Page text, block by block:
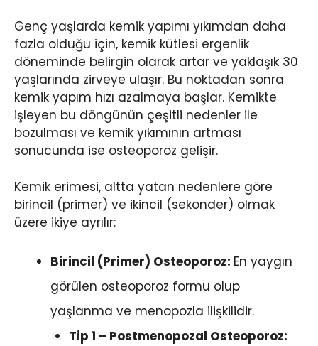
Genç yaşlarda kemik yapımı yıkımdan daha
fazla olduğu için, kemik kütlesi ergenlik
döneminde belirgin olarak artar ve yaklaşık 30
yaşlarında zirveye ulaşır. Bu noktadan sonra
kemik yapım hızı azalmaya başlar. Kemikte
işleyen bu döngünün çeşitli nedenler ile
bozulması ve kemik yıkımının artması
sonucunda ise osteoporoz gelişir.
Kemik erimesi, altta yatan nedenlere göre
birincil (primer) ve ikincil (sekonder) olmak
üzere ikiye ayrılır:
Birincil (Primer) Osteoporoz: En yaygın
görülen osteoporoz formu olup
yaşlanma ve menopozla ilişkilidir.
Tip 1 – Postmenopozal Osteoporoz: